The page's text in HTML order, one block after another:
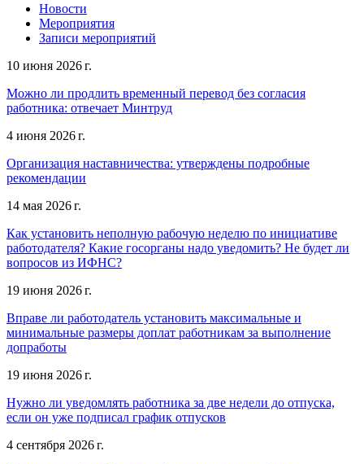
Новости
Мероприятия
Записи мероприятий
10 июня 2026 г.
Можно ли продлить временный перевод без согласия
работника: отвечает Минтруд
4 июня 2026 г.
Организация наставничества: утверждены подробные
рекомендации
14 мая 2026 г.
Как установить неполную рабочую неделю по инициативе
работодателя? Какие госорганы надо уведомить? Не будет ли
вопросов из ИФНС?
19 июня 2026 г.
Вправе ли работодатель установить максимальные и
минимальные размеры доплат работникам за выполнение
допработы
19 июня 2026 г.
Нужно ли уведомлять работника за две недели до отпуска,
если он уже подписал график отпусков
4 сентября 2026 г.